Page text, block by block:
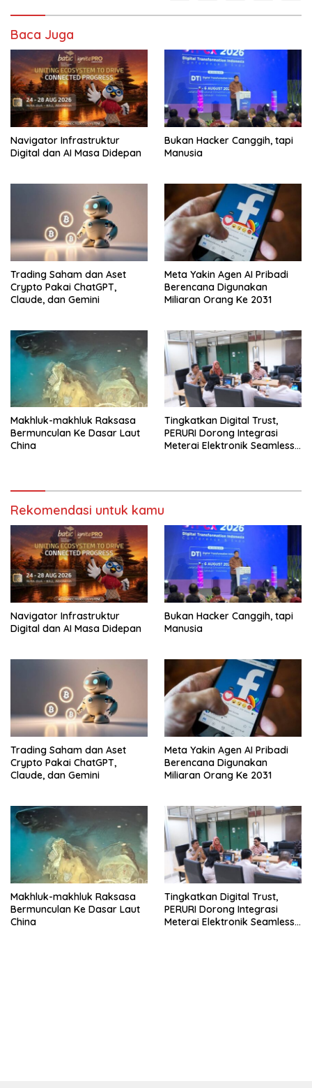
Baca Juga
Navigator Infrastruktur
Digital dan AI Masa Didepan
Bukan Hacker Canggih, tapi
Manusia
Trading Saham dan Aset
Crypto Pakai ChatGPT,
Claude, dan Gemini
Meta Yakin Agen AI Pribadi
Berencana Digunakan
Miliaran Orang Ke 2031
Makhluk-makhluk Raksasa
Bermunculan Ke Dasar Laut
China
Tingkatkan Digital Trust,
PERURI Dorong Integrasi
Meterai Elektronik Seamless
Rekomendasi untuk kamu
Navigator Infrastruktur
Digital dan AI Masa Didepan
Bukan Hacker Canggih, tapi
Manusia
Trading Saham dan Aset
Crypto Pakai ChatGPT,
Claude, dan Gemini
Meta Yakin Agen AI Pribadi
Berencana Digunakan
Miliaran Orang Ke 2031
Makhluk-makhluk Raksasa
Bermunculan Ke Dasar Laut
China
Tingkatkan Digital Trust,
PERURI Dorong Integrasi
Meterai Elektronik Seamless